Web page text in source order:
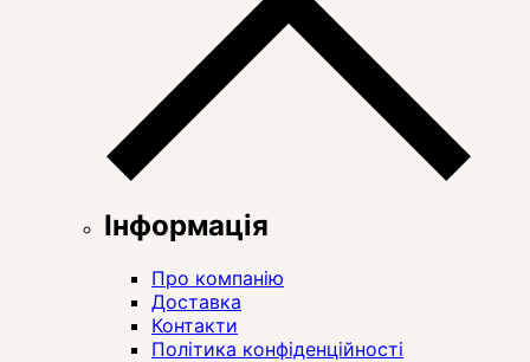
Інформація
Про компанію
Доставка
Контакти
Політика конфіденційності